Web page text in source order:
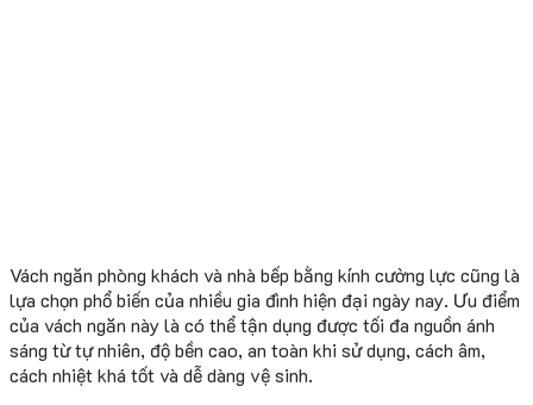
Vách ngăn phòng khách và nhà bếp bằng kính cường lực cũng là
lựa chọn phổ biến của nhiều gia đình hiện đại ngày nay. Ưu điểm
của vách ngăn này là có thể tận dụng được tối đa nguồn ánh
sáng từ tự nhiên, độ bền cao, an toàn khi sử dụng, cách âm,
cách nhiệt khá tốt và dễ dàng vệ sinh.